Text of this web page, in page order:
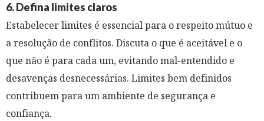
6. Defina limites claros
Estabelecer limites é essencial para o respeito mútuo e
a resolução de conflitos. Discuta o que é aceitável e o
que não é para cada um, evitando mal-entendido e
desavenças desnecessárias. Limites bem definidos
contribuem para um ambiente de segurança e
confiança.